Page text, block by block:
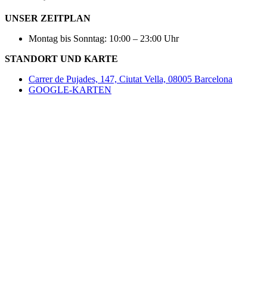
UNSER ZEITPLAN
Montag bis Sonntag: 10:00 – 23:00 Uhr
STANDORT UND KARTE
Carrer de Pujades, 147, Ciutat Vella, 08005 Barcelona
GOOGLE-KARTEN